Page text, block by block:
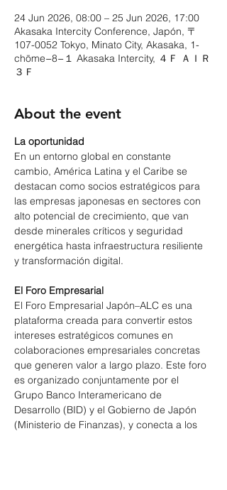
24 Jun 2026, 08:00 – 25 Jun 2026, 17:00
Akasaka Intercity Conference, Japón, 〒
107-0052 Tokyo, Minato City, Akasaka, 1-
chōme−8−１ Akasaka Intercity, ４Ｆ ＡＩＲ
３Ｆ
About the event
La oportunidad
En un entorno global en constante
cambio, América Latina y el Caribe se
destacan como socios estratégicos para
las empresas japonesas en sectores con
alto potencial de crecimiento, que van
desde minerales críticos y seguridad
energética hasta infraestructura resiliente
y transformación digital.
El Foro Empresarial
El Foro Empresarial Japón–ALC es una
plataforma creada para convertir estos
intereses estratégicos comunes en
colaboraciones empresariales concretas
que generen valor a largo plazo. Este foro
es organizado conjuntamente por el
Grupo Banco Interamericano de
Desarrollo (BID) y el Gobierno de Japón
(Ministerio de Finanzas), y conecta a los